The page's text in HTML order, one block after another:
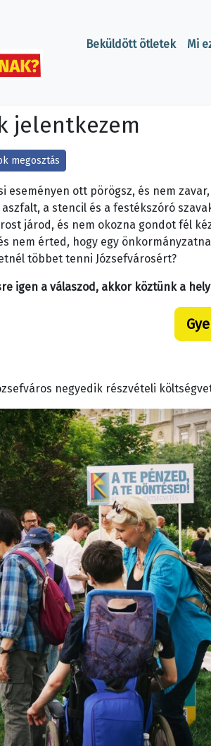
Beküldött ötletek Mi
jelentkezem
megosztás
eseményen ott pörögsz, és nem
aszfalt, a stencil és a festékszóró
járod, és nem okozna gondot fél
nem érted, hogy egy
többet tenni Józsefvárosért?
igen a válaszod, akkor köztünk a
negyedik részvételi